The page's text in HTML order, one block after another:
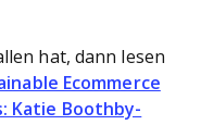
hat, dann lesen
Ecommerce
Katie Boothby-